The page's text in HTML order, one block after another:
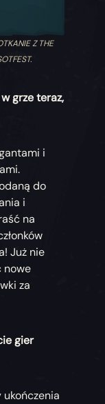
Z THE
grze teraz,
i
do
i
na
Już nie
nowe
za
gier
ukończenia